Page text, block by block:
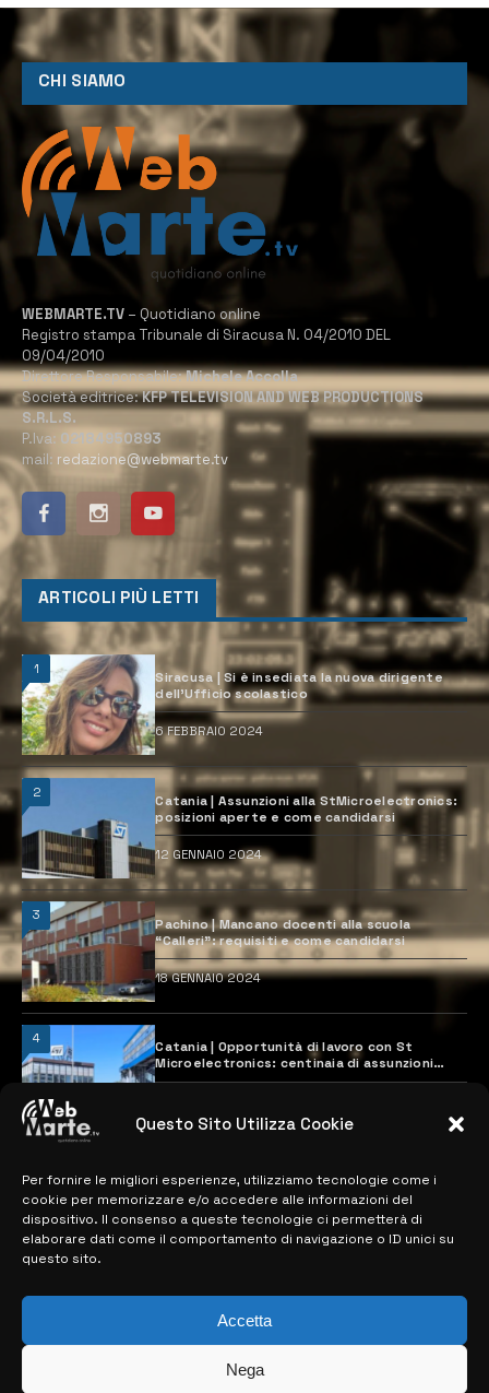
Questo Sito Utilizza Cookie
Per fornire le migliori esperienze, utilizziamo tecnologie come i
cookie per memorizzare e/o accedere alle informazioni del
dispositivo. Il consenso a queste tecnologie ci permetterà di
elaborare dati come il comportamento di navigazione o ID unici su
questo sito.
Accetta
Nega
CHI SIAMO
WEBMARTE.TV – Quotidiano online
Registro stampa Tribunale di Siracusa N. 04/2010 DEL
09/04/2010
Direttore Responsabile:Michele Accolla
Società editrice:KFP TELEVISION AND WEB PRODUCTIONS
S.R.L.S.
P.Iva: 02184950893
mail: redazione@webmarte.tv
ARTICOLI PIÙ LETTI
1
Siracusa | Si è insediata la nuova dirigente
dell’Ufficio scolastico
6 FEBBRAIO 2024
2
Catania | Assunzioni alla StMicroelectronics:
posizioni aperte e come candidarsi
12 GENNAIO 2024
3
Pachino | Mancano docenti alla scuola
“Calleri”: requisiti e come candidarsi
18 GENNAIO 2024
4
Catania | Opportunità di lavoro con St
Microelectronics: centinaia di assunzioni
previste
MAPPA DEL SITO
> NOTIZIE